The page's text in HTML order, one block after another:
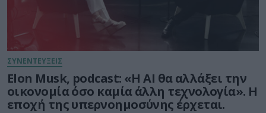
ΣΥΝΕΝΤΕΥΞΕΙΣ
Elon Musk, podcast: «Η AI θα αλλάξει την
οικονομία όσο καμία άλλη τεχνολογία». Η
εποχή της υπερνοημοσύνης έρχεται.